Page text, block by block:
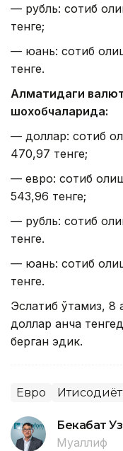
— рубль: сотиб
тенге;
— юань: сотиб
тенге.
Алматидаги
шохобчаларида:
— доллар: сотиб
470,97 тенге;
— евро: сотиб
543,96 тенге;
— рубль: сотиб
тенге.
— юань: сотиб
тенге.
Эслатиб ўтамиз, 8
доллар қанча
берган эдик.
Евро Иқтисодиёт
Бекабат
Муаллиф